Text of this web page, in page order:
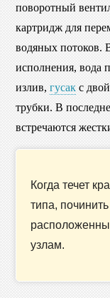
поворотный
картридж для
водяных потоков.
исполнения, вода
излив, гусак с
трубки. В
встречаются
Когда течет
типа,
узлам.